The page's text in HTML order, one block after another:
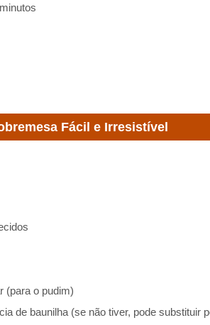
Fácil e Irresistível
(para o pudim)
de baunilha (se não tiver, pode substituir